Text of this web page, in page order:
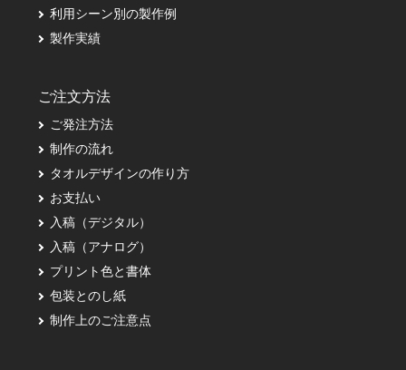
利用シーン別の製作例
製作実績
ご注文方法
ご発注方法
制作の流れ
タオルデザインの作り方
お支払い
入稿（デジタル）
入稿（アナログ）
プリント色と書体
包装とのし紙
制作上のご注意点